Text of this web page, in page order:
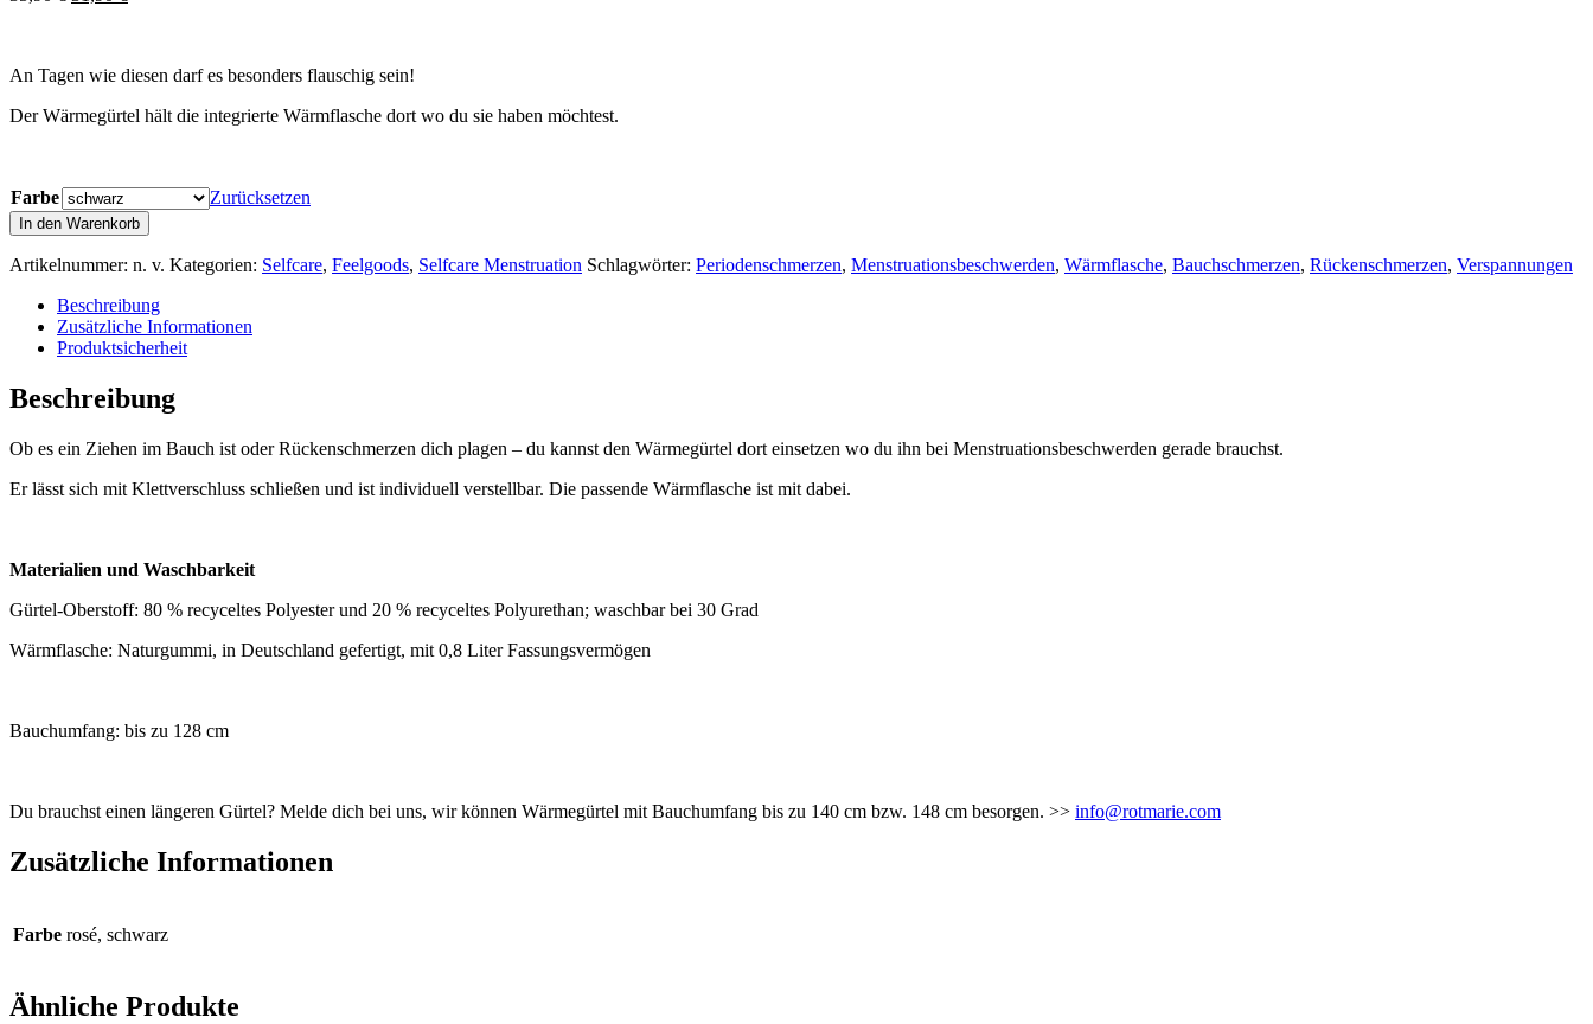
An Tagen wie diesen darf es besonders flauschig sein!
Der Wärmegürtel hält die integrierte Wärmflasche dort wo du sie haben möchtest.
Farbe
Zurücksetzen
Wärmegürtel
mit
Wärmflasche
In den Warenkorb
Artikelnummer: n. v. Kategorien: Selfcare, Feelgoods, Selfcare Menstruation Schlagwörter: Periodenschmerzen, Menstruationsbeschwerden, Wärmflasche, Bauchschmerzen, Rückenschmerzen, Verspannungen
Beschreibung
Zusätzliche Informationen
Produktsicherheit
Beschreibung
Ob es ein Ziehen im Bauch ist oder Rückenschmerzen dich plagen – du kannst den Wärmegürtel dort einsetzen wo du ihn bei Menstruationsbeschwerden gerade brauchst.
Er lässt sich mit Klettverschluss schließen und ist individuell verstellbar. Die passende Wärmflasche ist mit dabei.
Materialien und Waschbarkeit
Gürtel-Oberstoff: 80 % recyceltes Polyester und 20 % recyceltes Polyurethan; waschbar bei 30 Grad
Wärmflasche: Naturgummi, in Deutschland gefertigt, mit 0,8 Liter Fassungsvermögen
Bauchumfang: bis zu 128 cm
Du brauchst einen längeren Gürtel? Melde dich bei uns, wir können Wärmegürtel mit Bauchumfang bis zu 140 cm bzw. 148 cm besorgen. >> info@rotmarie.com
Zusätzliche Informationen
Farbe rosé, schwarz
Ähnliche Produkte